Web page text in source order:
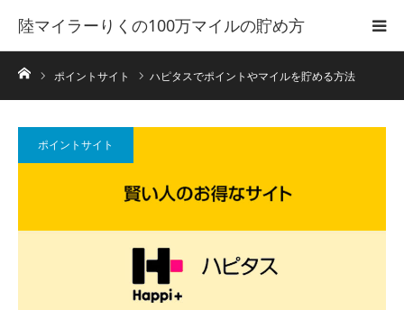
陸マイラーりくの100万マイルの貯め方
ホームポイントサイト ハピタスでポイントやマイルを貯める方法
ポイントサイト